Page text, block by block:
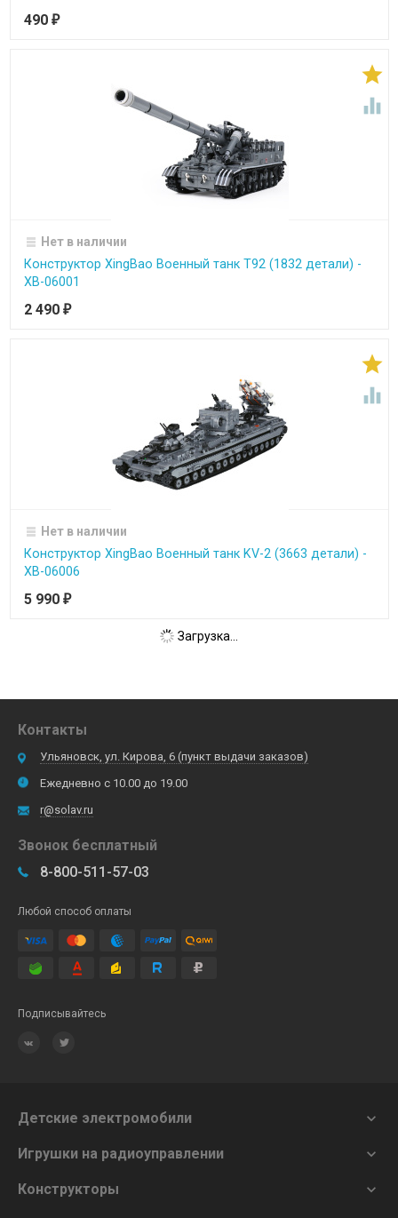
490 ₽


Нет в наличии
Конструктор XingBao Военный танк T92 (1832 детали) -
XB-06001
2 490 ₽


Нет в наличии
Конструктор XingBao Военный танк KV-2 (3663 детали) -
XB-06006
5 990 ₽
Загрузка...
Контакты
Ульяновск, ул. Кирова, 6 (пункт выдачи заказов)
Ежедневно с 10.00 до 19.00
r@solav.ru
Звонок бесплатный
8-800-511-57-03
Любой способ оплаты
Подписывайтесь
Детские электромобили 
Игрушки на радиоуправлении 
Конструкторы 